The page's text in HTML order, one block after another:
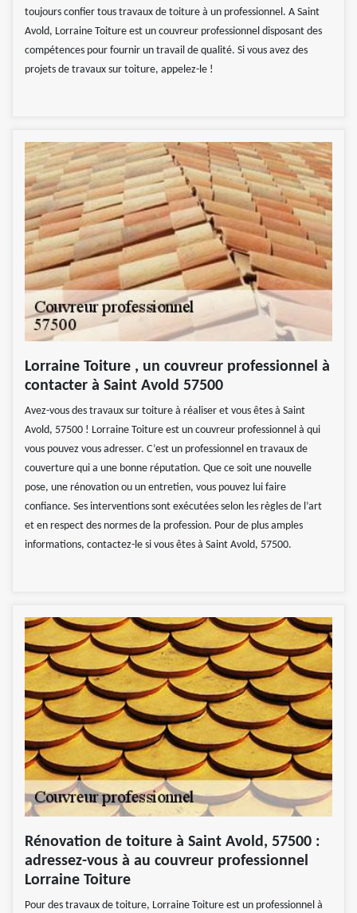
toujours confier tous travaux de toiture à un professionnel. A Saint
Avold, Lorraine Toiture est un couvreur professionnel disposant des
compétences pour fournir un travail de qualité. Si vous avez des
projets de travaux sur toiture, appelez-le !
Lorraine Toiture , un couvreur professionnel à
contacter à Saint Avold 57500
Avez-vous des travaux sur toiture à réaliser et vous êtes à Saint
Avold, 57500 ! Lorraine Toiture est un couvreur professionnel à qui
vous pouvez vous adresser. C’est un professionnel en travaux de
couverture qui a une bonne réputation. Que ce soit une nouvelle
pose, une rénovation ou un entretien, vous pouvez lui faire
confiance. Ses interventions sont exécutées selon les règles de l’art
et en respect des normes de la profession. Pour de plus amples
informations, contactez-le si vous êtes à Saint Avold, 57500.
Rénovation de toiture à Saint Avold, 57500 :
adressez-vous à au couvreur professionnel
Lorraine Toiture
Pour des travaux de toiture, Lorraine Toiture est un professionnel à